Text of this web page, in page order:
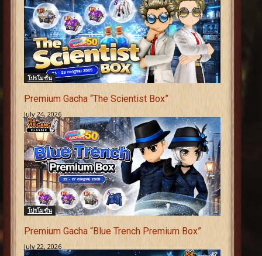
โปรโมชั่น
Premium Gacha “The Scientist Box”
July 24, 2026
โปรโมชั่น
Premium Gacha “Blue Trench Premium Box”
July 22, 2026